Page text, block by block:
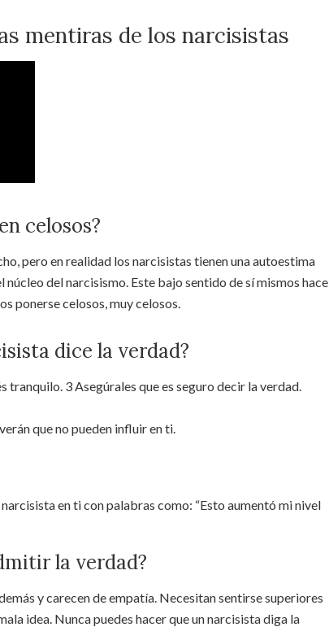
mentiras de los narcisistas
celosos?
pero en realidad los narcisistas tienen una autoestima
núcleo del narcisismo. Este bajo sentido de sí mismos hace
ponerse celosos, muy celosos.
dice la verdad?
tranquilo. 3 Asegúrales que es seguro decir la verdad.
que no pueden influir en ti.
en ti con palabras como: “Esto aumentó mi nivel
la verdad?
y carecen de empatía. Necesitan sentirse superiores
idea. Nunca puedes hacer que un narcisista diga la